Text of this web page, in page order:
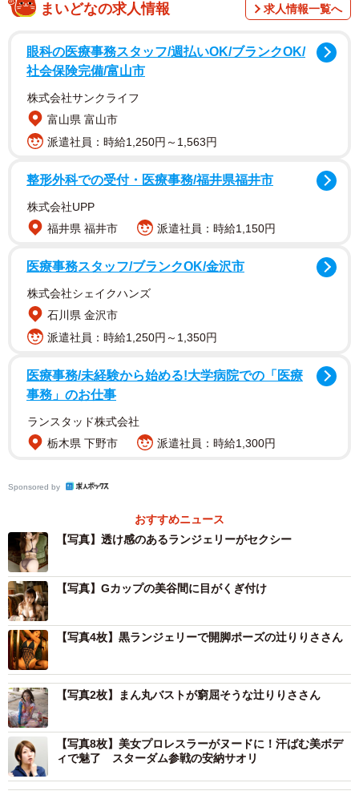
まいどなの求人情報 求人情報一覧へ
眼科の医療事務スタッフ/週払いOK/ブランクOK/
社会保険完備/富山市
株式会社サンクライフ
富山県 富山市
派遣社員：時給1,250円～1,563円
整形外科での受付・医療事務/福井県福井市
株式会社UPP
福井県 福井市
派遣社員：時給1,150円
医療事務スタッフ/ブランクOK/金沢市
株式会社シェイクハンズ
石川県 金沢市
派遣社員：時給1,250円～1,350円
医療事務/未経験から始める!大学病院での「医療
事務」のお仕事
ランスタッド株式会社
栃木県 下野市
派遣社員：時給1,300円
Sponsored by
おすすめニュース
【写真】透け感のあるランジェリーがセクシー
【写真】Gカップの美谷間に目がくぎ付け
【写真4枚】黒ランジェリーで開脚ポーズの辻りりささん
【写真2枚】まん丸バストが窮屈そうな辻りりささん
【写真8枚】美女プロレスラーがヌードに！汗ばむ美ボデ
ィで魅了 スターダム参戦の安納サオリ